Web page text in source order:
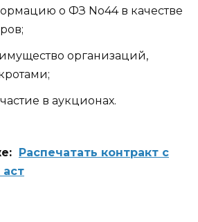
о ФЗ No44 в качестве
организаций,
в аукционах.
Распечатать контракт с
аст